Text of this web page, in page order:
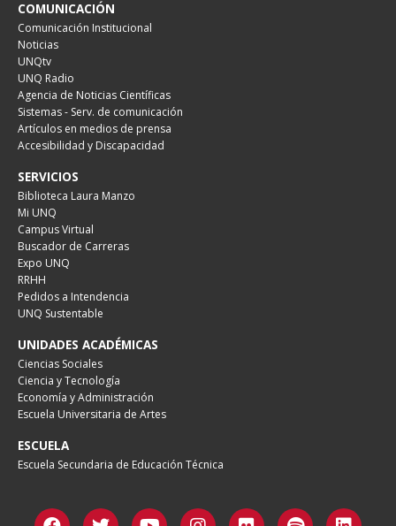
COMUNICACIÓN
Comunicación Institucional
Noticias
UNQtv
UNQ Radio
Agencia de Noticias Científicas
Sistemas - Serv. de comunicación
Artículos en medios de prensa
Accesibilidad y Discapacidad
SERVICIOS
Biblioteca Laura Manzo
Mi UNQ
Campus Virtual
Buscador de Carreras
Expo UNQ
RRHH
Pedidos a Intendencia
UNQ Sustentable
UNIDADES ACADÉMICAS
Ciencias Sociales
Ciencia y Tecnología
Economía y Administración
Escuela Universitaria de Artes
ESCUELA
Escuela Secundaria de Educación Técnica